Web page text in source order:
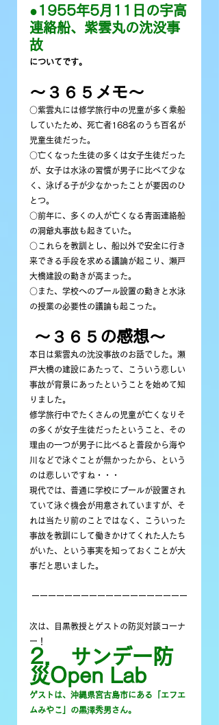
●1955年5月11日の宇高
連絡船、紫雲丸の沈没事
故
についてです。
〜３６５メモ〜
○紫雲丸には修学旅行中の児童が多く乗船
していたため、死亡者168名のうち百名が
児童生徒だった。
○亡くなった生徒の多くは女子生徒だった
が、女子は水泳の習慣が男子に比べて少な
く、泳げる子が少なかったことが要因のひ
とつ。
○前年に、多くの人が亡くなる青函連絡船
の洞爺丸事故も起きていた。
○これらを教訓とし、船以外で安全に行き
来できる手段を求める議論が起こり、瀬戸
大橋建設の動きが高まった。
○また、学校へのプール設置の動きと水泳
の授業の必要性の議論も起こった。
〜３６５の感想〜
本日は紫雲丸の沈没事故のお話でした。瀬
戸大橋の建設にあたって、こういう悲しい
事故が背景にあったということを始めて知
りました。
修学旅行中でたくさんの児童が亡くなりそ
の多くが女子生徒だったということ、その
理由の一つが男子に比べると普段から海や
川などで泳ぐことが無かったから、という
のは悲しいですね・・・
現代では、普通に学校にプールが設置され
ていて泳ぐ機会が用意されていますが、そ
れは当たり前のことではなく、こういった
事故を教訓にして働きかけてくれた人たち
がいた、という事実を知っておくことが大
事だと思いました。
ーーーーーーーーーーーーーーーーーーー
次は、目黒教授とゲストの防災対談コーナ
ー！
2． サンデー防
災Open Lab
ゲストは、沖縄県宮古島市にある「エフエ
ムみやこ」の黒澤秀男さん。